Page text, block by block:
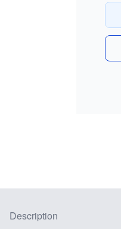
Description